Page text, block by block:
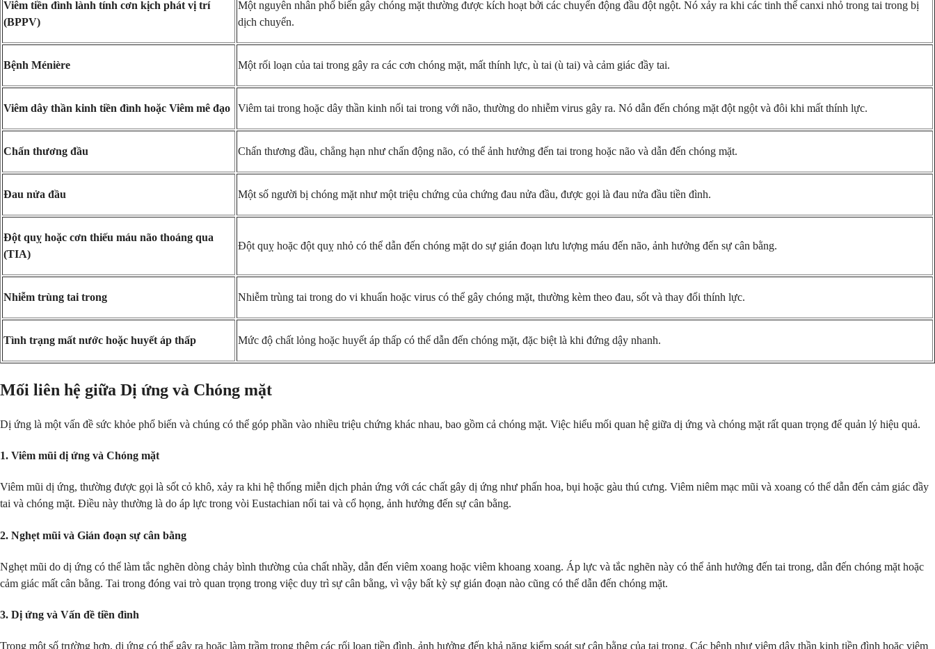
Viêm tiền đình lành tính cơn kịch phát vị trí
(BPPV)
Một nguyên nhân phổ biến gây chóng mặt thường được kích hoạt bởi các chuyển động đầu đột ngột. Nó xảy ra khi các tinh thể canxi nhỏ trong tai trong bị
dịch chuyển.
Bệnh Ménière Một rối loạn của tai trong gây ra các cơn chóng mặt, mất thính lực, ù tai (ù tai) và cảm giác đầy tai.
Viêm dây thần kinh tiền đình hoặc Viêm mê đạo Viêm tai trong hoặc dây thần kinh nối tai trong với não, thường do nhiễm virus gây ra. Nó dẫn đến chóng mặt đột ngột và đôi khi mất thính lực.
Chấn thương đầu Chấn thương đầu, chẳng hạn như chấn động não, có thể ảnh hưởng đến tai trong hoặc não và dẫn đến chóng mặt.
Đau nửa đầu Một số người bị chóng mặt như một triệu chứng của chứng đau nửa đầu, được gọi là đau nửa đầu tiền đình.
Đột quỵ hoặc cơn thiếu máu não thoáng qua
(TIA)
Đột quỵ hoặc đột quỵ nhỏ có thể dẫn đến chóng mặt do sự gián đoạn lưu lượng máu đến não, ảnh hưởng đến sự cân bằng.
Nhiễm trùng tai trong Nhiễm trùng tai trong do vi khuẩn hoặc virus có thể gây chóng mặt, thường kèm theo đau, sốt và thay đổi thính lực.
Tình trạng mất nước hoặc huyết áp thấp Mức độ chất lỏng hoặc huyết áp thấp có thể dẫn đến chóng mặt, đặc biệt là khi đứng dậy nhanh.
Mối liên hệ giữa Dị ứng và Chóng mặt
Dị ứng là một vấn đề sức khỏe phổ biến và chúng có thể góp phần vào nhiều triệu chứng khác nhau, bao gồm cả chóng mặt. Việc hiểu mối quan hệ giữa dị ứng và chóng mặt rất quan trọng để quản lý hiệu quả.
1. Viêm mũi dị ứng và Chóng mặt
Viêm mũi dị ứng, thường được gọi là sốt cỏ khô, xảy ra khi hệ thống miễn dịch phản ứng với các chất gây dị ứng như phấn hoa, bụi hoặc gàu thú cưng. Viêm niêm mạc mũi và xoang có thể dẫn đến cảm giác đầy
tai và chóng mặt. Điều này thường là do áp lực trong vòi Eustachian nối tai và cổ họng, ảnh hưởng đến sự cân bằng.
2. Nghẹt mũi và Gián đoạn sự cân bằng
Nghẹt mũi do dị ứng có thể làm tắc nghẽn dòng chảy bình thường của chất nhầy, dẫn đến viêm xoang hoặc viêm khoang xoang. Áp lực và tắc nghẽn này có thể ảnh hưởng đến tai trong, dẫn đến chóng mặt hoặc
cảm giác mất cân bằng. Tai trong đóng vai trò quan trọng trong việc duy trì sự cân bằng, vì vậy bất kỳ sự gián đoạn nào cũng có thể dẫn đến chóng mặt.
3. Dị ứng và Vấn đề tiền đình
Trong một số trường hợp, dị ứng có thể gây ra hoặc làm trầm trọng thêm các rối loạn tiền đình, ảnh hưởng đến khả năng kiểm soát sự cân bằng của tai trong. Các bệnh như viêm dây thần kinh tiền đình hoặc viêm